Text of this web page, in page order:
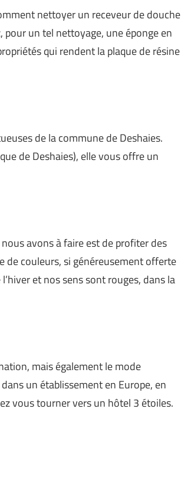
nettoyer un receveur de douche
un tel nettoyage, une éponge en
qui rendent la plaque de résine
de la commune de Deshaies.
de Deshaies), elle vous offre un
avons à faire est de profiter des
couleurs, si généreusement offerte
et nos sens sont rouges, dans la
mais également le mode
un établissement en Europe, en
vous tourner vers un hôtel 3 étoiles.